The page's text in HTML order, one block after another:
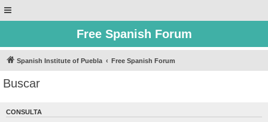
Free Spanish Forum
Spanish Institute of Puebla Free Spanish Forum
Buscar
CONSULTA